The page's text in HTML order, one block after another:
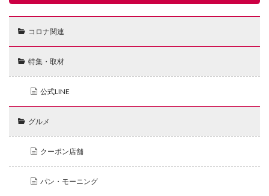
コロナ関連
特集・取材
公式LINE
グルメ
クーポン店舗
パン・モーニング